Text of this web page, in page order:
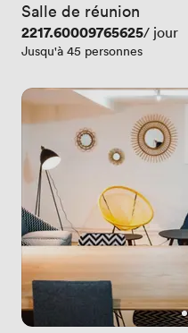
Salle de réunion
Prix
2217.60009765625/ jour
Jusqu'à 45 personnes